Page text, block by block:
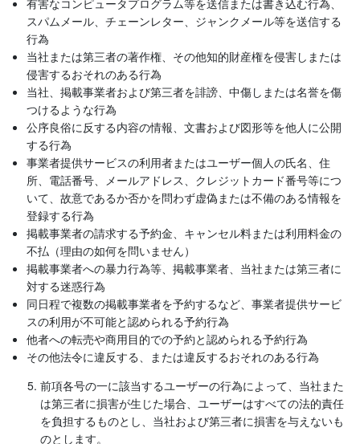
スパムメール、チェーンレター、ジャンクメール等を送信する
行為
当社または第三者の著作権、その他知的財産権を侵害しまたは
侵害するおそれのある行為
当社、掲載事業者および第三者を誹謗、中傷しまたは名誉を傷
つけるような行為
公序良俗に反する内容の情報、文書および図形等を他人に公開
する行為
事業者提供サービスの利用者またはユーザー個人の氏名、住
所、電話番号、メールアドレス、クレジットカード番号等につ
いて、故意であるか否かを問わず虚偽または不備のある情報を
登録する行為
掲載事業者の請求する予約金、キャンセル料または利用料金の
不払（理由の如何を問いません）
掲載事業者への暴力行為等、掲載事業者、当社または第三者に
対する迷惑行為
同日程で複数の掲載事業者を予約するなど、事業者提供サービ
スの利用が不可能と認められる予約行為
他者への転売や商用目的での予約と認められる予約行為
その他法令に違反する、または違反するおそれのある行為
前項各号の一に該当するユーザーの行為によって、当社また
は第三者に損害が生じた場合、ユーザーはすべての法的責任
を負担するものとし、当社および第三者に損害を与えないも
のとします。